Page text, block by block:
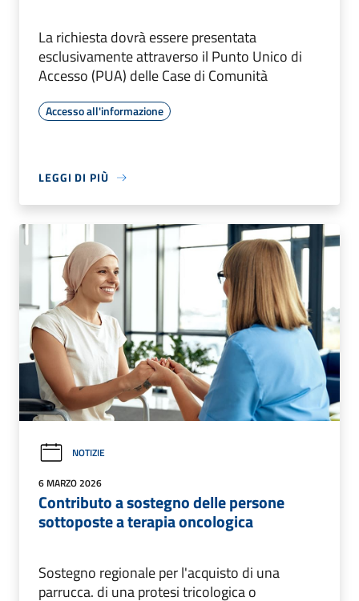
La richiesta dovrà essere presentata
esclusivamente attraverso il Punto Unico di
Accesso (PUA) delle Case di Comunità
Accesso all'informazione
LEGGI DI PIÙ
NOTIZIE
6 MARZO 2026
Contributo a sostegno delle persone
sottoposte a terapia oncologica
Sostegno regionale per l'acquisto di una
parrucca. di una protesi tricologica o